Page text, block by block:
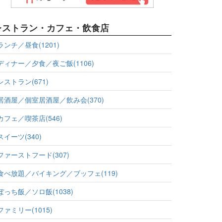
トラン・カフェ・飲食店
ンチ／昼食(1201)
ィナー／夕食／夜ご飯(1106)
ストラン(671)
酒屋／個室居酒屋／飲み会(370)
フェ／喫茶店(546)
イーツ(340)
ァーストフード(307)
べ放題／バイキング／ブッフェ(119)
っち飯／ソロ飯(1038)
ァミリー(1015)